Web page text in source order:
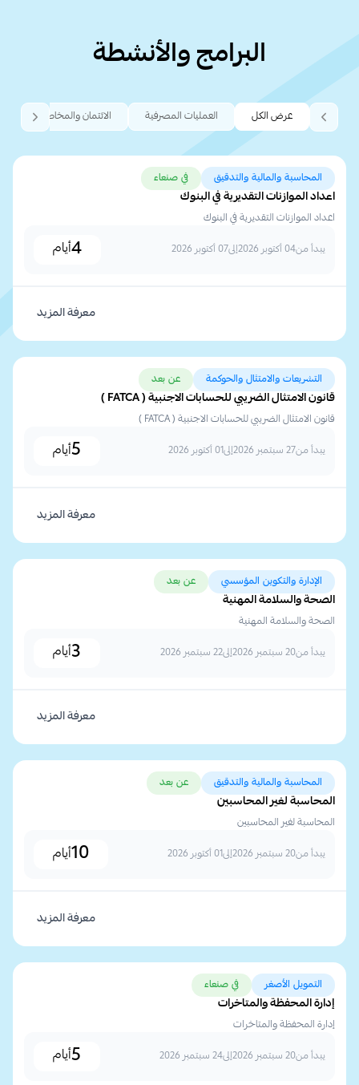
البرامج والأنشطة
عرض الكل العمليات المصرفية الائتمان والمخاطر
المحاسبة والمالية والتدقيق في صنعاء
اعداد الموازنات التقديرية في البنوك
اعداد الموازنات التقديرية في البنوك
يبدأ من04 أكتوبر 2026 إلى07 أكتوبر 2026 أيام
معرفة المزيد
التشريعات والامتثال والحوكمة عن بعد
قانون الامتثال الضريبي للحسابات الاجنبية ( FATCA )
قانون الامتثال الضريبي للحسابات الاجنبية ( FATCA )
يبدأ من27 سبتمبر 2026 إلى01 أكتوبر 2026 أيام
معرفة المزيد
الإدارة والتكوين المؤسسي عن بعد
الصحة والسلامة المهنية
الصحة والسلامة المهنية
يبدأ من20 سبتمبر 2026 إلى22 سبتمبر 2026 أيام
معرفة المزيد
المحاسبة والمالية والتدقيق عن بعد
المحاسبة لغير المحاسبين
المحاسبة لغير المحاسبين
يبدأ من20 سبتمبر 2026 إلى01 أكتوبر 2026 10أيام
معرفة المزيد
التمويل الأصغر في صنعاء
إدارة المحفظة والمتاخرات
إدارة المحفظة والمتاخرات
يبدأ من20 سبتمبر 2026 إلى24 سبتمبر 2026 أيام